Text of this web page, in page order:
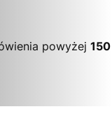
powyżej 150